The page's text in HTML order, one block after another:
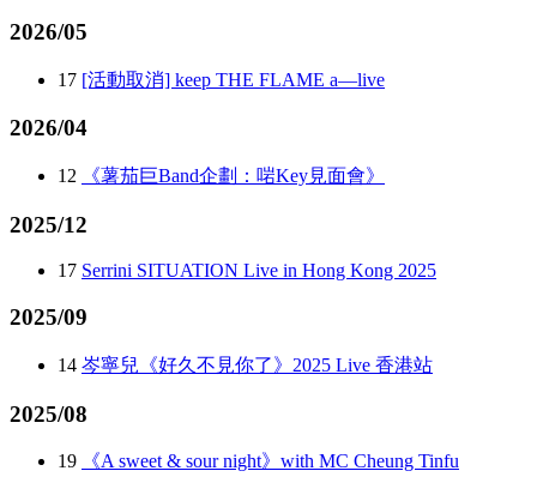
2026/05
17 [活動取消] keep THE FLAME a—live
2026/04
12 《薯茄巨Band企劃：啱Key見面會》
2025/12
17 Serrini SITUATION Live in Hong Kong 2025
2025/09
14 岑寧兒《好久不見你了》2025 Live 香港站
2025/08
19 《A sweet & sour night》with MC Cheung Tinfu